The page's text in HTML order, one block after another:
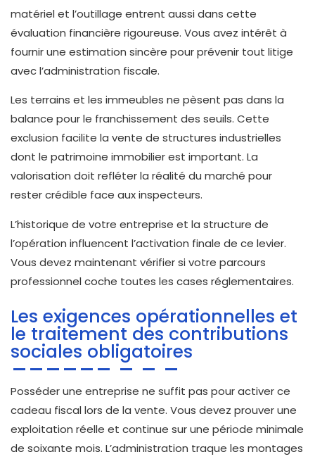
matériel et l’outillage entrent aussi dans cette
évaluation financière rigoureuse. Vous avez intérêt à
fournir une estimation sincère pour prévenir tout litige
avec l’administration fiscale.
Les terrains et les immeubles ne pèsent pas dans la
balance pour le franchissement des seuils. Cette
exclusion facilite la vente de structures industrielles
dont le patrimoine immobilier est important. La
valorisation doit refléter la réalité du marché pour
rester crédible face aux inspecteurs.
L’historique de votre entreprise et la structure de
l’opération influencent l’activation finale de ce levier.
Vous devez maintenant vérifier si votre parcours
professionnel coche toutes les cases réglementaires.
Les exigences opérationnelles et
le traitement des contributions
sociales obligatoires
Posséder une entreprise ne suffit pas pour activer ce
cadeau fiscal lors de la vente. Vous devez prouver une
exploitation réelle et continue sur une période minimale
de soixante mois. L’administration traque les montages